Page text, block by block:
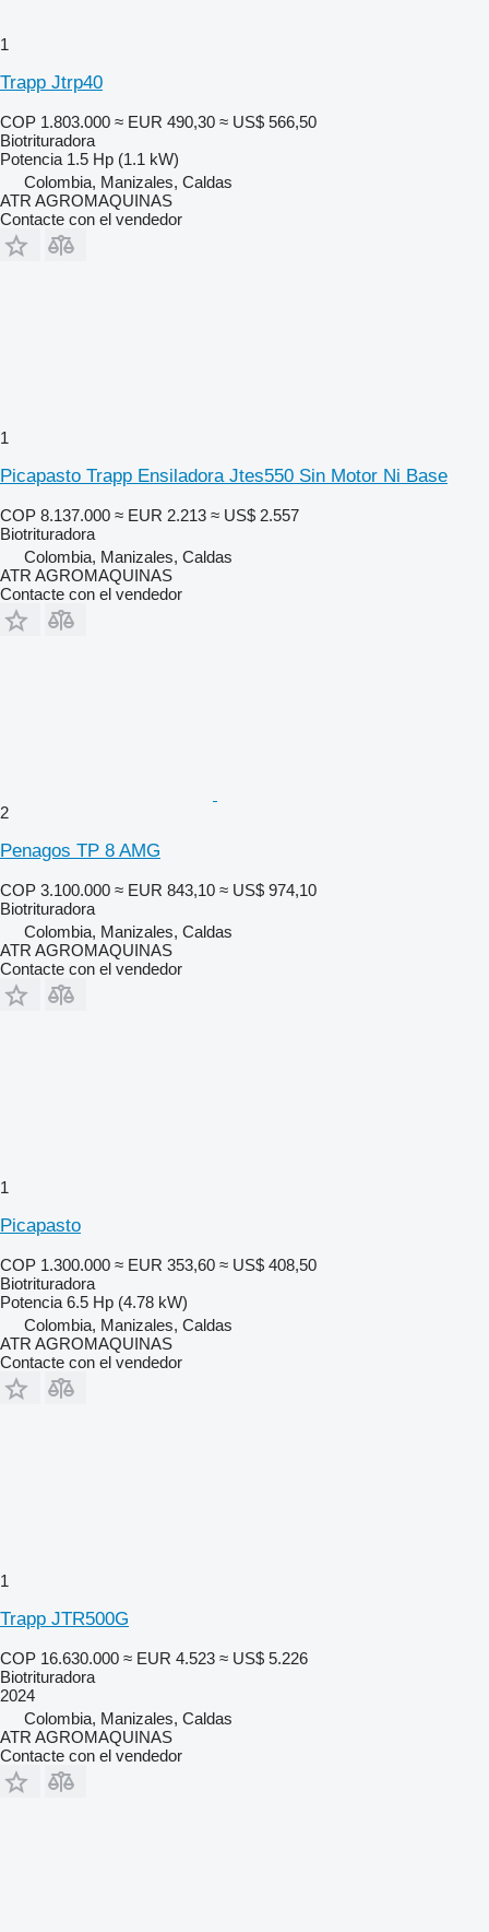
1
Trapp Jtrp40
COP 1.803.000 ≈ EUR 490,30 ≈ US$ 566,50
Biotrituradora
Potencia 1.5 Hp (1.1 kW)
Colombia, Manizales, Caldas
ATR AGROMAQUINAS
Contacte con el vendedor
1
Picapasto Trapp Ensiladora Jtes550 Sin Motor Ni Base
COP 8.137.000 ≈ EUR 2.213 ≈ US$ 2.557
Biotrituradora
Colombia, Manizales, Caldas
ATR AGROMAQUINAS
Contacte con el vendedor
2
Penagos TP 8 AMG
COP 3.100.000 ≈ EUR 843,10 ≈ US$ 974,10
Biotrituradora
Colombia, Manizales, Caldas
ATR AGROMAQUINAS
Contacte con el vendedor
1
Picapasto
COP 1.300.000 ≈ EUR 353,60 ≈ US$ 408,50
Biotrituradora
Potencia 6.5 Hp (4.78 kW)
Colombia, Manizales, Caldas
ATR AGROMAQUINAS
Contacte con el vendedor
1
Trapp JTR500G
COP 16.630.000 ≈ EUR 4.523 ≈ US$ 5.226
Biotrituradora
2024
Colombia, Manizales, Caldas
ATR AGROMAQUINAS
Contacte con el vendedor